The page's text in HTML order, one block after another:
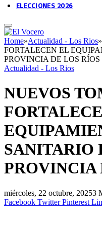
ELECCIONES 2026
Home»Actualidad - Los Rios»
FORTALECEN EL
PROVINCIA DE LOS RÍOS
Actualidad - Los Rios
NUEVOS
SANITARIO
PROVINCIA
miércoles, 22 octubre, 20253
Facebook Twitter Pinterest